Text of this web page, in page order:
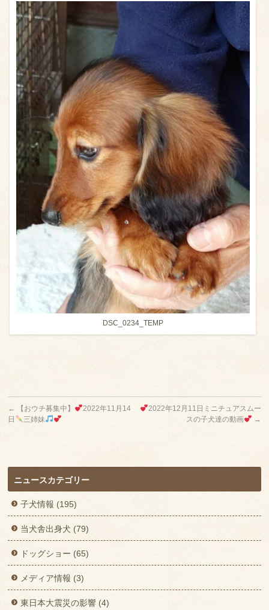
DSC_0234_TEMP
← 【おウチ募集中】
2022年11月14
日
三姉妹
2022年12月11日ミニチュアスムー
スの子犬達の動画
→
ニュースカテゴリー
子犬情報 (195)
当犬舎出身犬 (79)
ドッグショー (65)
メディア情報 (3)
東日本大震災の影響 (4)